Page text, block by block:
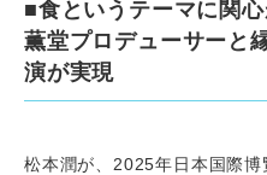
■食というテーマに関
薫堂プロデューサーと
演が実現
松本潤が、2025年日本国際